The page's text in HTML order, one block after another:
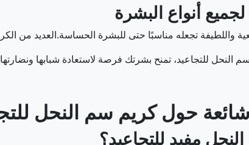
أنواع البشرة
واللطيفة تجعله مناسبًا حتى للبشرة الحساسة.العديد من
النحل للتجاعيد، تمنح بشرتك فرصة لاستعادة شبابها
حول كريم سم النحل
مفيد للتجاعيد؟